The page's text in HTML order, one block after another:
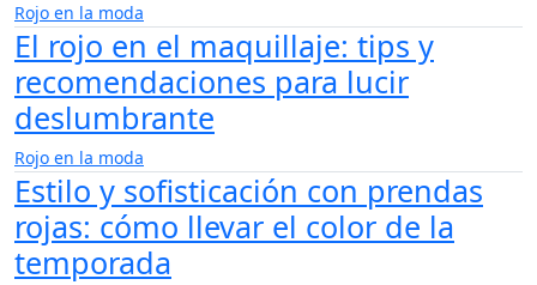
Rojo en la moda
El rojo en el maquillaje: tips y
recomendaciones para lucir
deslumbrante
Rojo en la moda
Estilo y sofisticación con prendas
rojas: cómo llevar el color de la
temporada